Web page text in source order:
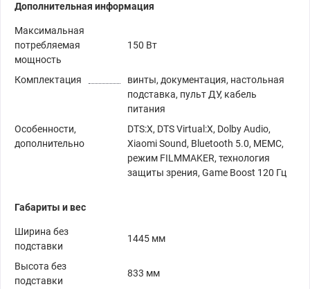
Дополнительная информация
Максимальная
потребляемая
мощность
150 Вт
Комплектация
винты, документация, настольная
подставка, пульт ДУ, кабель
питания
Особенности,
дополнительно
DTS:X, DTS Virtual:X, Dolby Audio,
Xiaomi Sound, Bluetooth 5.0, MEMC,
режим FILMMAKER, технология
защиты зрения, Game Boost 120 Гц
Габариты и вес
Ширина без
подставки
1445 мм
Высота без
подставки
833 мм